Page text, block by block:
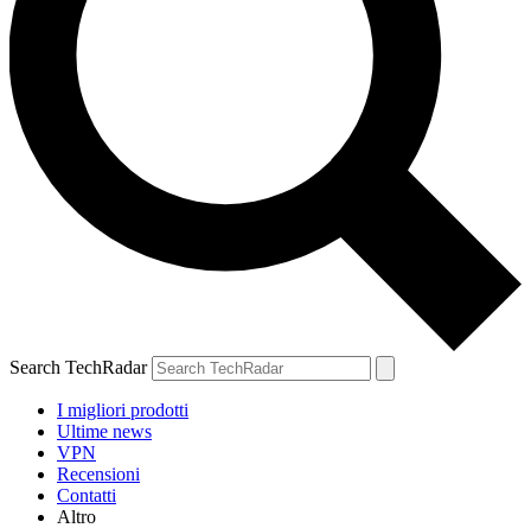
Search TechRadar
I migliori prodotti
Ultime news
VPN
Recensioni
Contatti
Altro